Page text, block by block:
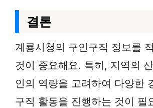
결론
계룡시청의 구인구직 정보를
것이 중요해요. 특히, 지역의
인의 역량을 고려하여 다양한
구직 활동을 진행하는 것이 필